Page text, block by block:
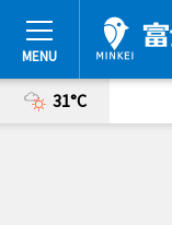
31°C